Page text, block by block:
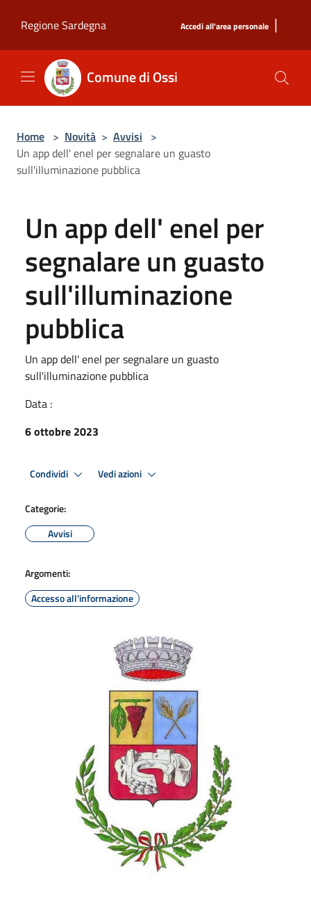
Regione Sardegna
Accedi all'area personale |
Comune di Ossi
Home > Novità > Avvisi >
Un app dell' enel per segnalare un guasto
sull'illuminazione pubblica
Un app dell' enel per
segnalare un guasto
sull'illuminazione
pubblica
Un app dell' enel per segnalare un guasto
sull'illuminazione pubblica
Data :
6 ottobre 2023
Condividi Vedi azioni
Categorie:
Avvisi
Argomenti:
Accesso all'informazione